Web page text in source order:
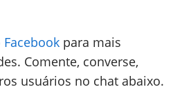
para mais
Comente, converse,
usuários no chat abaixo.